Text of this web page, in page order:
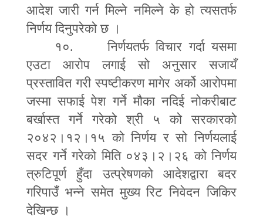
आदेश जारी गर्न मिल्ने नमिल्ने के हो त्यसतर्फ
निर्णय दिनुपरेको छ ।
१०. निर्णयतर्फ विचार गर्दा यसमा
एउटा आरोप लगाई सो अनुसार सजायँ
प्रस्तावित गरी स्पष्टीकरण मागेर अर्को आरोपमा
जस्मा सफाई पेश गर्ने मौका नदिई नोकरीबाट
बर्खास्त गर्ने गरेको श्री ५ को सरकारको
२०४२।१२।१५ को निर्णय र सो निर्णयलाई
सदर गर्ने गरेको मिति ०४३।२।२६ को निर्णय
त्रुटिपूर्ण हुँदा उत्प्रेषणको आदेशद्वारा बदर
गरिपाउँ भन्ने समेत मुख्य रिट निवेदन जिकिर
देखिन्छ ।